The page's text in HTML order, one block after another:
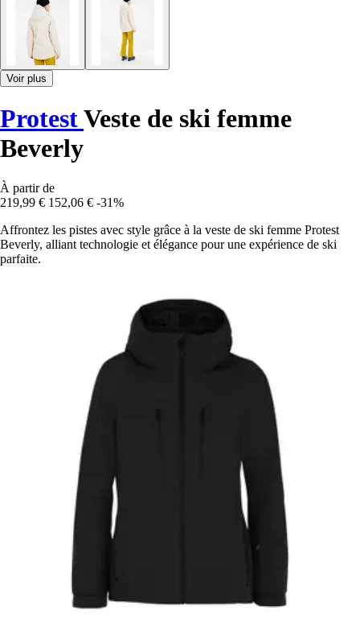
Voir plus
ProtestVeste de ski femme
Beverly
À partir de
219,99 € 152,06 € -31%
Affrontez les pistes avec style grâce à la veste de ski femme Protest
Beverly, alliant technologie et élégance pour une expérience de ski
parfaite.